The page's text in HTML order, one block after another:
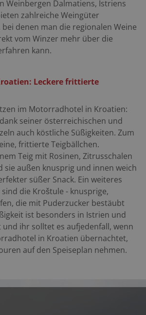
Weinbergen Dalmatiens, Istriens
zahlreiche Weingüter
denen man die regionalen Weine
vom Winzer mehr über die
kann.
Leckere frittierte
im Motorradhotel in Kroatien:
seiner österreichischen und
auch köstliche Süßigkeiten. Zum
frittierte Teigbällchen.
Teig mit Rosinen, Zitrusschalen
sie außen knusprig und innen weich
süßer Snack. Ein weiteres
die Kroštule - knusprige,
die mit Puderzucker bestäubt
ist besonders in Istrien und
ihr solltet es aufjedenfall, wenn
in Kroatien übernachtet,
auf den Speiseplan nehmen.